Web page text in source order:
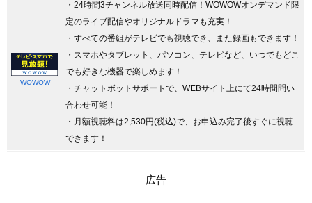
WOWOW
・24時間3チャンネル放送同時配信 ！WOWOWオンデマンド限
定のライブ配信やオリジナルドラマも充実！
・すべての番組がテレビでも視聴でき、また録画もできます！
・スマホやタブレット、パソコン、テレビなど、いつでもどこ
でも好きな機器で楽しめます！
・チャットボットサポートで、WEBサイト上にて24時間問い
合わせ可能！
・月額視聴料は2,530円(税込)で、お申込み完了後すぐに視聴
できます！
広告